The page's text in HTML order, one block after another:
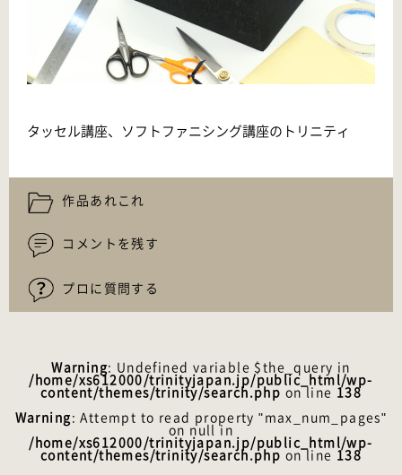
タッセル講座、ソフトファニシング講座のトリニティ
作品あれこれ
コメントを残す
プロに質問する
Warning: Undefined variable $the_query in
/home/xs612000/trinityjapan.jp/public_html/wp-
content/themes/trinity/search.php on line138
Warning: Attempt to read property "max_num_pages"
on null in
/home/xs612000/trinityjapan.jp/public_html/wp-
content/themes/trinity/search.php on line138